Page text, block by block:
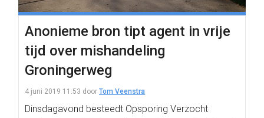
Anonieme bron tipt agent in vrije
tijd over mishandeling
Groningerweg
4 juni 2019 11:53 door Tom Veenstra
Dinsdagavond besteedt Opsporing Verzocht